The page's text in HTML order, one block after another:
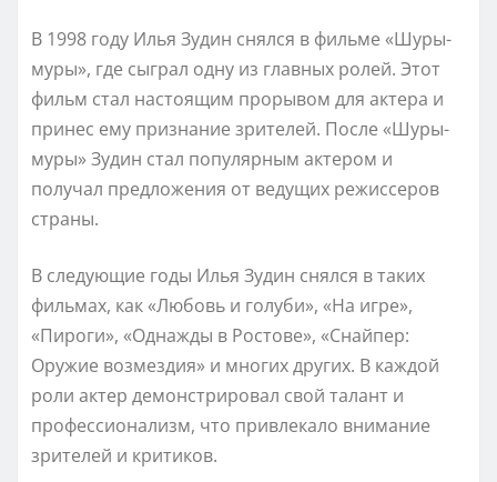
В 1998 году Илья Зудин снялся в фильме «Шуры-
муры», где сыграл одну из главных ролей. Этот
фильм стал настоящим прорывом для актера и
принес ему признание зрителей. После «Шуры-
муры» Зудин стал популярным актером и
получал предложения от ведущих режиссеров
страны.
В следующие годы Илья Зудин снялся в таких
фильмах, как «Любовь и голуби», «На игре»,
«Пироги», «Однажды в Ростове», «Снайпер:
Оружие возмездия» и многих других. В каждой
роли актер демонстрировал свой талант и
профессионализм, что привлекало внимание
зрителей и критиков.